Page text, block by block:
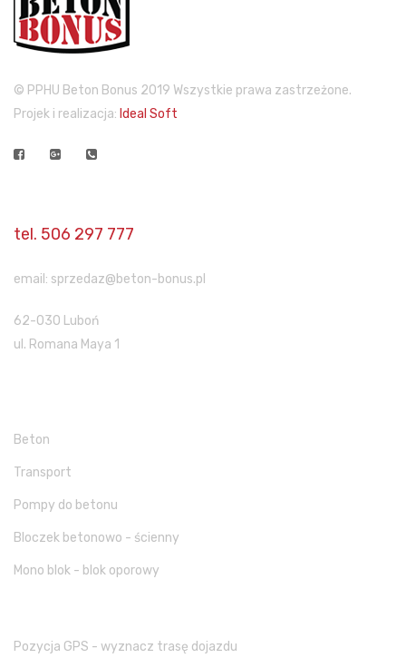
© PPHU Beton Bonus 2019 Wszystkie prawa zastrzeżone.
Projek i realizacja: Ideal Soft
tel. 506 297 777
email: sprzedaz@beton-bonus.pl
62-030 Luboń
ul. Romana Maya 1
Beton
Transport
Pompy do betonu
Bloczek betonowo - ścienny
Mono blok - blok oporowy
Pozycja GPS - wyznacz trasę dojazdu